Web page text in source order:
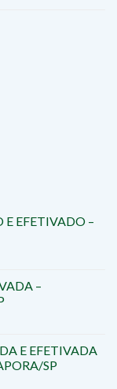
E EFETIVADO –
–
E EFETIVADA
SP